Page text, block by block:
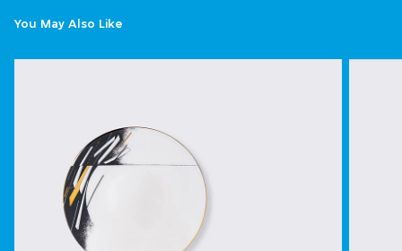
You May Also Like